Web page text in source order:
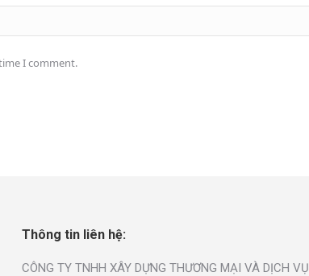
I comment.
Thông tin liên hệ:
CÔNG TY TNHH XÂY DỰNG THƯƠNG MẠI VÀ DỊCH VỤ